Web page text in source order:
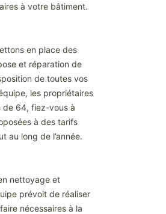
à votre bâtiment.
en place des
et réparation de
de toutes vos
les propriétaires
de 64, fiez-vous à
à des tarifs
au long de l’année.
nettoyage et
prévoit de réaliser
nécessaires à la